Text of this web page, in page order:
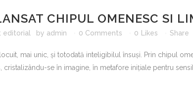
CHIPUL OMENESC SI
editorial by admin 0 Comments 0 Likes Share
mai unic, și totodată inteligibilul însuși. Prin chipul
se în imagine, în metafore inițiale pentru